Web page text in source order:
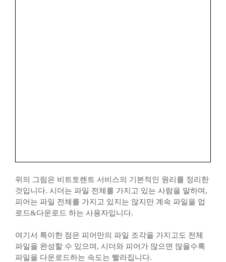
위의 그림은 비트토렌트 서비스의 기본적인 원리를 정리한
것입니다. 시더는 파일 전체를 가지고 있는 사람을 말하며,
피어는 파일 전체를 가지고 있지는 않지만 계속 파일을 업
로드&다운로드 하는 사용자입니다.
여기서 특이한 점은 피어만의 파일 조각을 가지고도 전체
파일을 완성할 수 있으며, 시더와 피어가 많으면 많을수록
파일을 다운로드하는 속도는 빨라집니다.